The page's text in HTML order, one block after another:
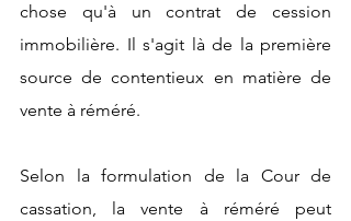
chose qu'à un contrat de cession
immobilière. Il s'agit là de la première
source de contentieux en matière de
vente à réméré.
Selon la formulation de la Cour de
cassation, la vente à réméré peut